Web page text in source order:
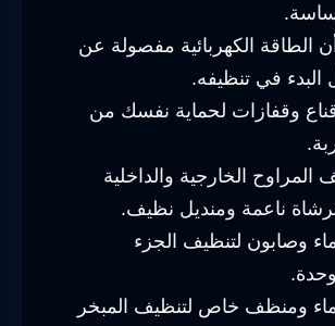
الطاقة الكهربائية مفصولة عن
البدء في تنظيفه.
وقفازات لحماية نفسك من
المراوح الخارجية والداخلية
ناعمة ومنديل نظيف.
وصابون لتنظيف الجزء
ومنظف خاص لتنظيف المبخر